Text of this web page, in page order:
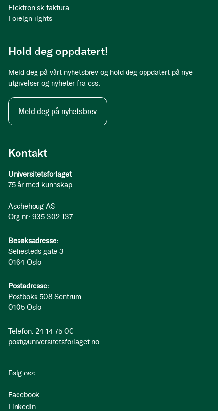
Kontakt
Universitetsforlaget
75 år med kunnskap
Aschehoug AS
Org.nr: 935 302 137
Besøksadresse:
Sehesteds gate 3
0164 Oslo
Postadresse:
Postboks 508 Sentrum
0105 Oslo
Telefon: 24 14 75 00
post@universitetsforlaget.no
Følg oss:
Facebook
LinkedIn
Elektronisk faktura
Foreign rights
Hold deg oppdatert!
Meld deg på vårt nyhetsbrev og hold deg oppdatert på nye
utgivelser og nyheter fra oss.
Meld deg på nyhetsbrev